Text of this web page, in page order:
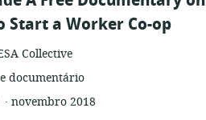
Start a Worker Co-op
Collective
documentário
. novembro 2018